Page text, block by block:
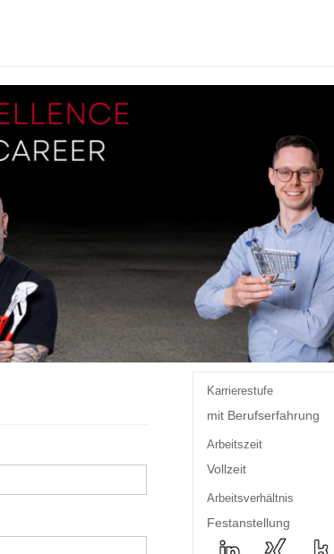
Karrierestufe
mit Berufserfahrung
Arbeitszeit
Vollzeit
Arbeitsverhältnis
Festanstellung